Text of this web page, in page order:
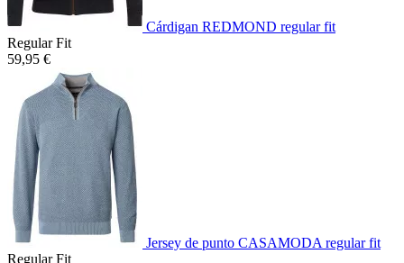
Cárdigan REDMOND regular fit
Regular Fit
59,95 €
Jersey de punto CASAMODA regular fit
Regular Fit